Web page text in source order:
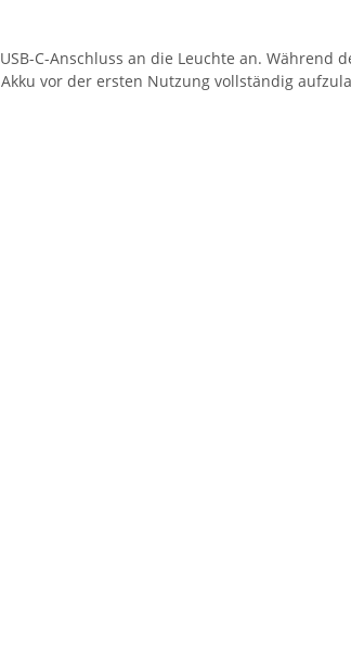
C-Anschluss an die Leuchte an. Während
vor der ersten Nutzung vollständig